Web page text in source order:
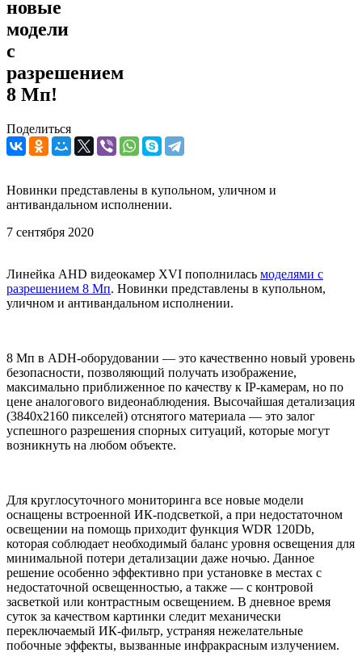
новые
модели
с
разрешением
8 Мп!
Поделиться
Новинки представлены в купольном, уличном и
антивандальном исполнении.
7 сентября 2020
Линейка AHD видеокамер XVI пополнилась моделями с
разрешением 8 Мп. Новинки представлены в купольном,
уличном и антивандальном исполнении.
8 Мп в ADH-оборудовании — это качественно новый уровень
безопасности, позволяющий получать изображение,
максимально приближенное по качеству к IP-камерам, но по
цене аналогового видеонаблюдения. Высочайшая детализация
(3840х2160 пикселей) отснятого материала — это залог
успешного разрешения спорных ситуаций, которые могут
возникнуть на любом объекте.
Для круглосуточного мониторинга все новые модели
оснащены встроенной ИК-подсветкой, а при недостаточном
освещении на помощь приходит функция WDR 120Db,
которая соблюдает необходимый баланс уровня освещения для
минимальной потери детализации даже ночью. Данное
решение особенно эффективно при установке в местах с
недостаточной освещенностью, а также — с контровой
засветкой или контрастным освещением. В дневное время
суток за качеством картинки следит механически
переключаемый ИК-фильтр, устраняя нежелательные
побочные эффекты, вызванные инфракрасным излучением.